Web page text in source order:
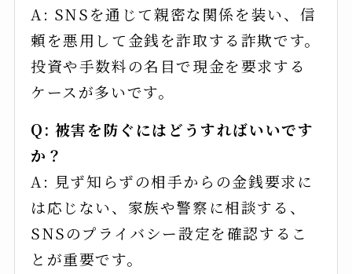
A: SNSを通じて親密な関係を装い、信
頼を悪用して金銭を詐取する詐欺です。
投資や手数料の名目で現金を要求する
ケースが多いです。
Q: 被害を防ぐにはどうすればいいです
か？
A: 見ず知らずの相手からの金銭要求に
は応じない、家族や警察に相談する、
SNSのプライバシー設定を確認するこ
とが重要です。